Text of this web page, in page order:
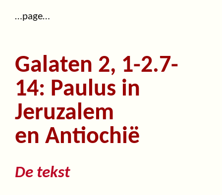
…page…
Galaten 2, 1-2.7-
14: Paulus in
Jeruzalem
en Antiochië
De tekst